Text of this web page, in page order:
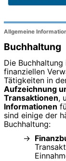
Allgemeine
Buchhaltung
Die
finanziellen
Tätigkeiten in
Aufzeichnung
Transaktionen,
Informationen
sind einige der
Buchhaltung: